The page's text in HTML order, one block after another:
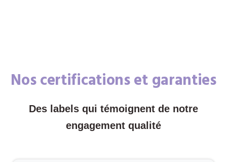
Nos certifications et garanties
Des labels qui témoignent de notre
engagement qualité